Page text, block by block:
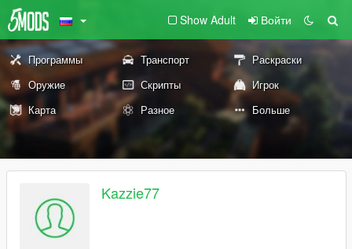
Show Adult Войти
Программы Транспорт
Раскраски
Оружие
Скрипты
Игрок
Карта
Разное Больше
Kazzie77